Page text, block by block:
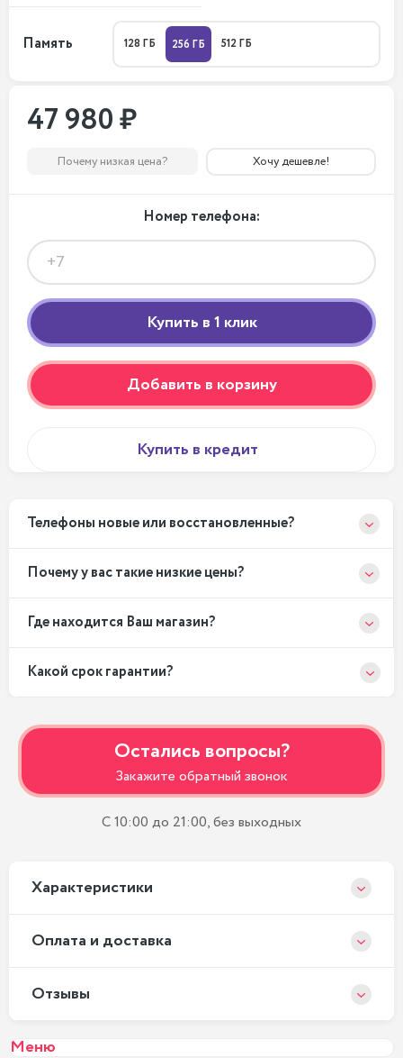
Память 128 ГБ 256 ГБ 512 ГБ
47 980 ₽
Почему низкая цена? Хочу дешевле!
Номер телефона:
Добавить в корзину
Купить в кредит
Телефоны новые или восстановленные?
Почему у вас такие низкие цены?
Где находится Ваш магазин?
Какой срок гарантии?
Остались вопросы?
Закажите обратный звонок
С 10:00 до 21:00, без выходных
Xарактеристики
Оплата и доставка
Отзывы
Меню